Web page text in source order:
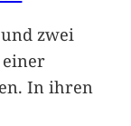
zwei
In ihren